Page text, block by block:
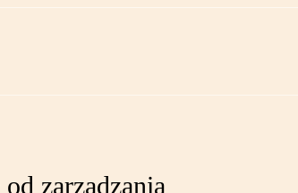
zarządzania